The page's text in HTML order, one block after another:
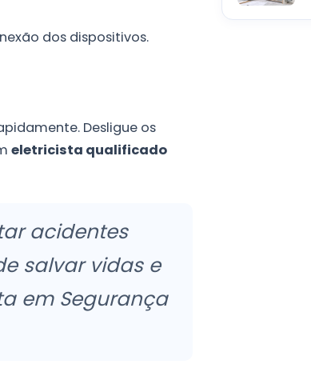
dos dispositivos.
Desligue os
eletricista qualificado
acidentes
salvar vidas e
em Segurança